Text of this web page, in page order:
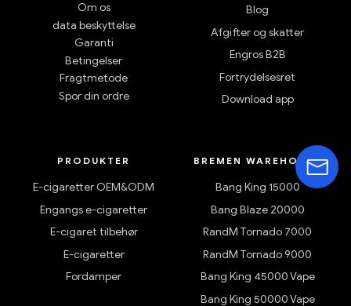
Om os
data beskyttelse
Garanti
Betingelser
Fragtmetode
Spor din ordre
Blog
Afgifter og skatter
Engros B2B
Fortrydelsesret
Download app
PRODUKTER
E-cigaretter OEM&ODM
Engangs e-cigaretter
E-cigaret tilbehør
E-cigaretter
Fordamper
BREMEN WAREHOUSE
Bang King 15000
Bang Blaze 20000
RandM Tornado 7000
RandM Tornado 9000
Bang King 45000 Vape
Bang King 50000 Vape